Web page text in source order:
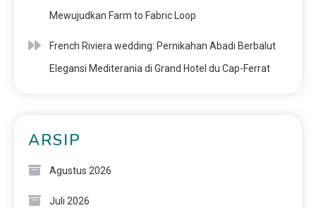
Mewujudkan Farm to Fabric Loop
French Riviera wedding: Pernikahan Abadi Berbalut
Elegansi Mediterania di Grand Hotel du Cap-Ferrat
ARSIP
Agustus 2026
Juli 2026